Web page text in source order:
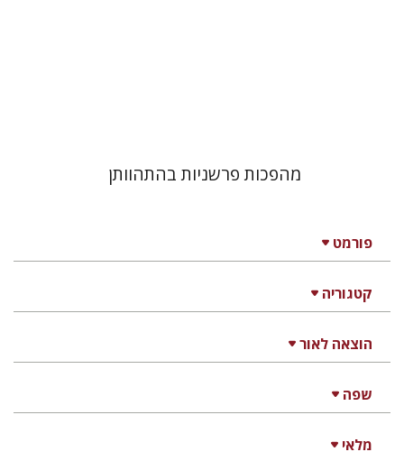
פורמט
קטגוריה
הוצאה לאור
שפה
מלאי
מהפכות פרשניות בהתהוותן